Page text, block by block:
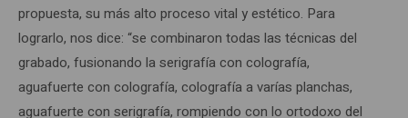
propuesta, su más alto proceso vital y estético. Para
lograrlo, nos dice: “se combinaron todas las técnicas del
grabado, fusionando la serigrafía con colografía,
aguafuerte con colografía, colografía a varías planchas,
aguafuerte con serigrafía, rompiendo con lo ortodoxo del